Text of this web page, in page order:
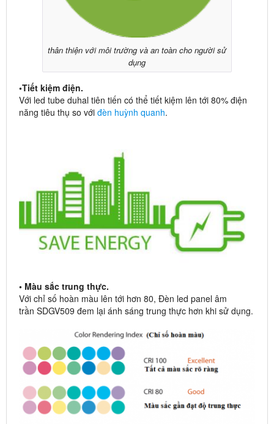
thân thiện với môi trường và an toàn cho người sử
dụng
•Tiết kiệm điện.
Với led tube duhal tiên tiến có thể tiết kiệm lên tới 80% điện
năng tiêu thụ so với đèn huỳnh quanh.
• Màu sắc trung thực.
Với chỉ số hoàn màu lên tới hơn 80, Đèn led panel âm
trần SDGV509 đem lại ánh sáng trung thực hơn khi sử dụng.